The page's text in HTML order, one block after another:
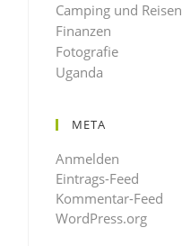
Camping und Reisen
Finanzen
Fotografie
Uganda
META
Anmelden
Eintrags-Feed
Kommentar-Feed
WordPress.org